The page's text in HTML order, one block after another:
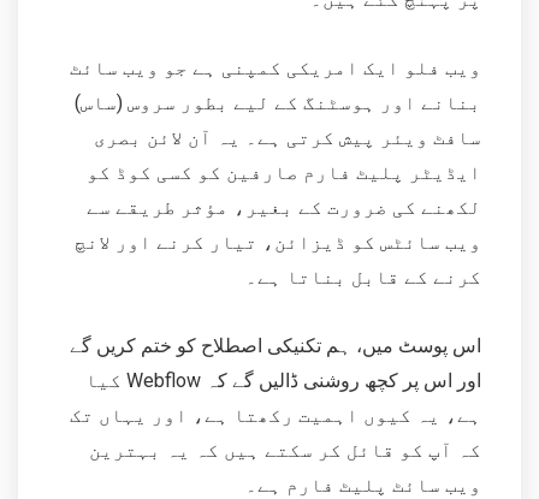
ویب فلو ایک امریکی کمپنی ہے جو ویب سائٹ
بنانے اور ہوسٹنگ کے لیے بطور سروس (ساس)
سافٹ ویئر پیش کرتی ہے۔ یہ آن لائن بصری
ایڈیٹر پلیٹ فارم صارفین کو کسی کوڈ کو
لکھنے کی ضرورت کے بغیر، مؤثر طریقے سے
ویب سائٹس کو ڈیزائن، تیار کرنے اور لانچ
کرنے کے قابل بناتا ہے۔
اس پوسٹ میں، ہم تکنیکی اصطلاح کو ختم کریں گے
اور اس پر کچھ روشنی ڈالیں گے کہ Webflow کیا
ہے، یہ کیوں اہمیت رکھتا ہے، اور یہاں تک
کہ آپ کو قائل کر سکتے ہیں کہ یہ بہترین
ویب سائٹ پلیٹ فارم ہے۔